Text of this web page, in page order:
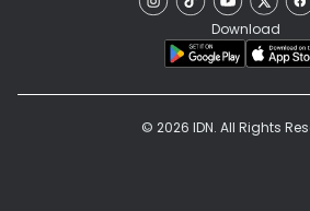
Download
© 2026 IDN. All Rights